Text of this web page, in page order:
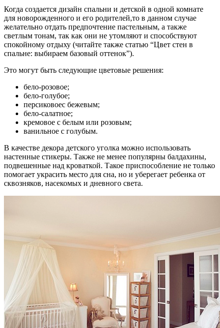
Когда создается дизайн спальни и детской в одной комнате
для новорожденного и его родителей,то в данном случае
желательно отдать предпочтение пастельным, а также
светлым тонам, так как они не утомляют и способствуют
спокойному отдыху (читайте также статью “Цвет стен в
спальне: выбираем базовый оттенок”).
Это могут быть следующие цветовые решения:
бело-розовое;
бело-голубое;
персиковоес бежевым;
бело-салатное;
кремовое с белым или розовым;
ванильное с голубым.
В качестве декора детского уголка можно использовать
настенные стикеры. Также не менее популярны балдахины,
подвешенные над кроваткой. Такое приспособление не только
помогает украсить место для сна, но и уберегает ребенка от
сквозняков, насекомых и дневного света.